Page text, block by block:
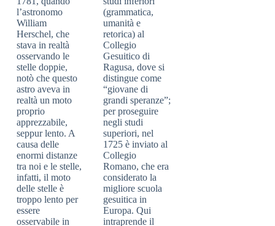
l’astronomo
William
Herschel, che
stava in realtà
osservando le
stelle doppie,
notò che questo
astro aveva in
realtà un moto
proprio
apprezzabile,
seppur lento. A
causa delle
enormi distanze
tra noi e le stelle,
infatti, il moto
delle stelle è
troppo lento per
essere
osservabile in
(grammatica,
umanità e
retorica) al
Collegio
Gesuitico di
Ragusa, dove si
distingue come
“giovane di
grandi speranze”;
per proseguire
negli studi
superiori, nel
1725 è inviato al
Collegio
Romano, che era
considerato la
migliore scuola
gesuitica in
Europa. Qui
intraprende il